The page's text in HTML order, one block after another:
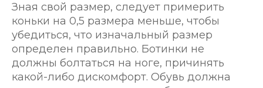
Зная свой размер, следует примерить
коньки на 0,5 размера меньше, чтобы
убедиться, что изначальный размер
определен правильно. Ботинки не
должны болтаться на ноге, причинять
какой-либо дискомфорт. Обувь должна